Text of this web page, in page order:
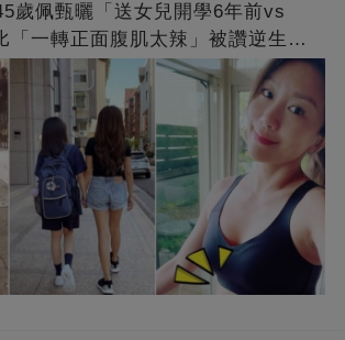
歲佩甄曬「送女兒開學6年前vs
一轉正面腹肌太辣」被讚逆生
❤